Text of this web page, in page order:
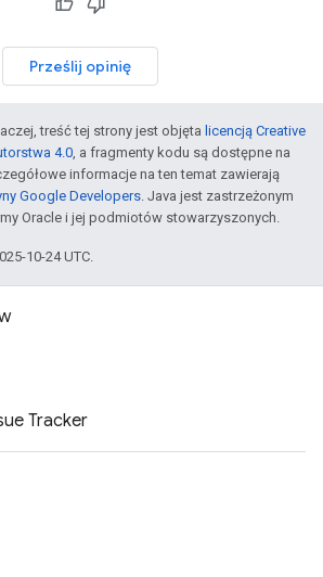
Prześlij opinię
treść tej strony jest objęta licencją Creative
4.0, a fragmenty kodu są dostępne na
informacje na ten temat zawierają
Google Developers. Java jest zastrzeżonym
Oracle i jej podmiotów stowarzyszonych.
10-24 UTC.
Tracker